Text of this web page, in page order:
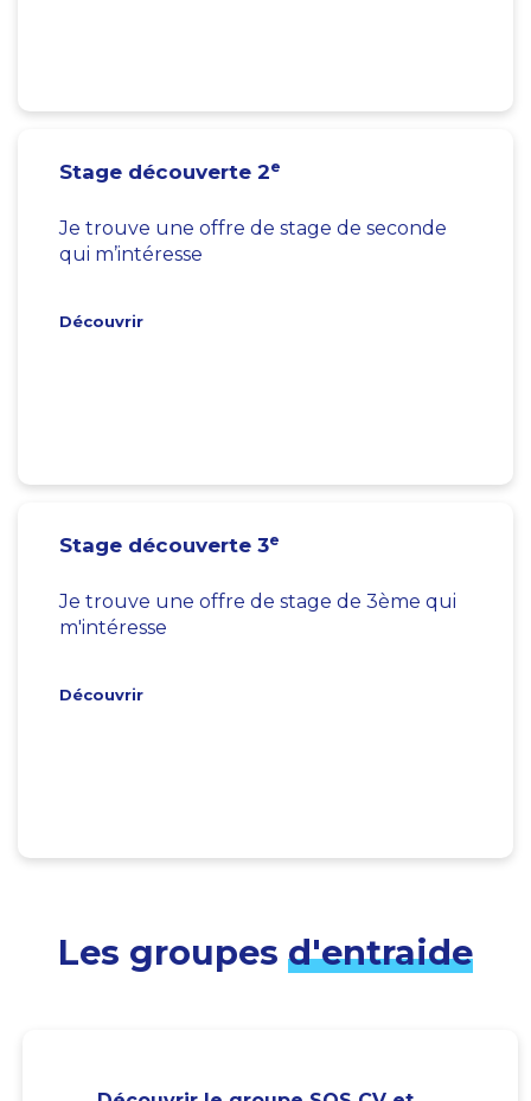
Stage découverte 2e
Je trouve une offre de stage de seconde
qui m’intéresse
Découvrir
Stage découverte 3e
Je trouve une offre de stage de 3ème qui
m'intéresse
Découvrir
Les groupes d'entraide